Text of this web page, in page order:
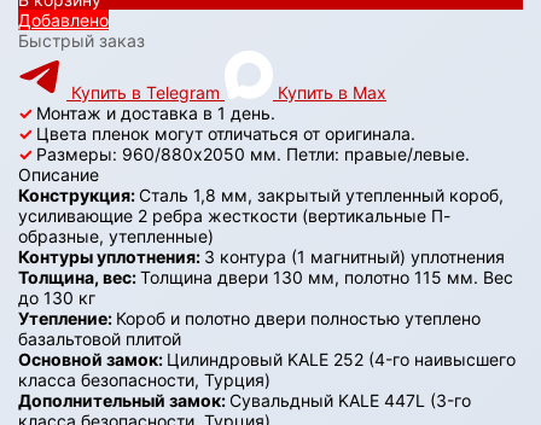
Добавлено
Быстрый заказ
Купить в Telegram
Купить в Max
✓ Монтаж и доставка в 1 день.
✓ Цвета пленок могут отличаться от оригинала.
✓ Размеры: 960/880х2050 мм. Петли: правые/левые.
Описание
Конструкция:Сталь 1,8 мм, закрытый утепленный короб,
усиливающие 2 ребра жесткости (вертикальные П-
образные, утепленные)
Контуры уплотнения: 3 контура (1 магнитный) уплотнения
Толщина, вес:Толщина двери 130 мм, полотно 115 мм. Вес
до 130 кг
Утепление: Короб и полотно двери полностью утеплено
базальтовой плитой
Основной замок: Цилиндровый KALE 252 (4-го наивысшего
класса безопасности, Турция)
Дополнительный замок:Сувальдный KALE 447L (3-го
класса безопасности, Турция)